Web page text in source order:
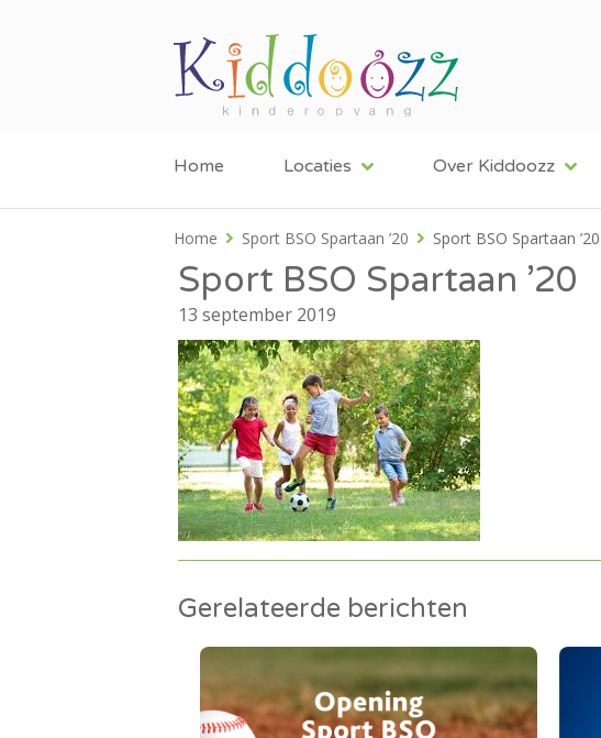
Home Locaties Over Kiddoozz
Home Sport BSO Spartaan ’20 Sport BSO Spartaan ’20
Sport BSO Spartaan ’20
13 september 2019
Gerelateerde berichten